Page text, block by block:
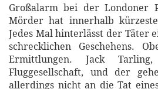
Großalarm bei der Londoner
Mörder hat innerhalb
Jedes Mal hinterlässt der Täter
schrecklichen Geschehens.
Ermittlungen. Jack
Fluggesellschaft, und der
allerdings nicht an die Tat